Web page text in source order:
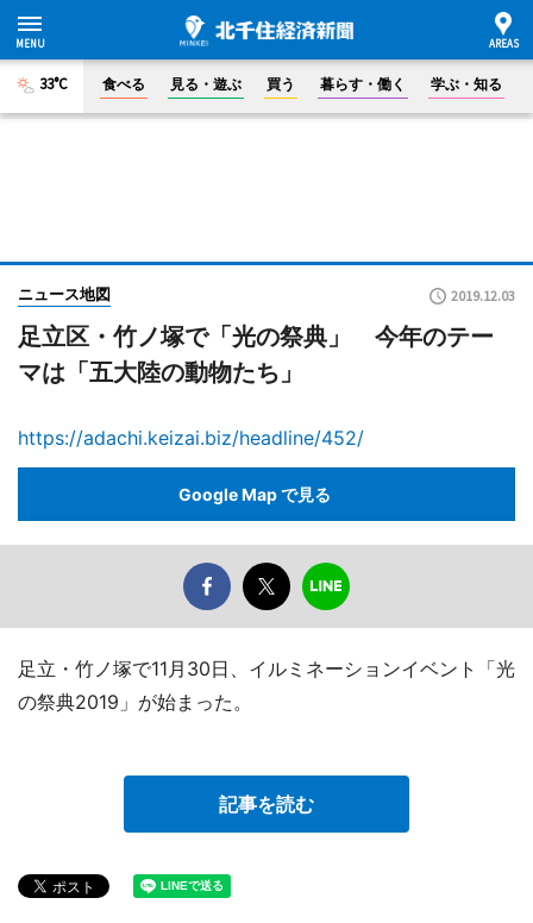
33°C 食べる 見る・遊ぶ 買う 暮らす・働く 学ぶ・知る
ニュース地図 2019.12.03
足立区・竹ノ塚で「光の祭典」 今年のテー
マは「五大陸の動物たち」
https://adachi.keizai.biz/headline/452/
Google Map で見る
足立・竹ノ塚で11月30日、イルミネーションイベント「光
の祭典2019」が始まった。
記事を読む